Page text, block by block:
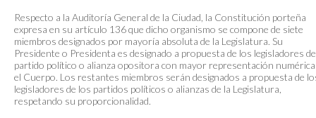
Respecto a la Auditoría General de la Ciudad, la Constitución porteña
expresa en su artículo 136 que dicho organismo se compone de siete
miembros designados por mayoría absoluta de la Legislatura. Su
Presidente o Presidenta es designado a propuesta de los legisladores
partido político o alianza opositora con mayor representación
el Cuerpo. Los restantes miembros serán designados a propuesta de
legisladores de los partidos políticos o alianzas de la Legislatura,
respetando su proporcionalidad.